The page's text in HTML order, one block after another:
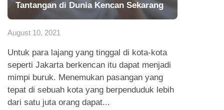
Tantangan di Dunia Kencan Sekarang
August 10, 2021
Untuk para lajang yang tinggal di kota-kota
seperti Jakarta berkencan itu dapat menjadi
mimpi buruk. Menemukan pasangan yang
tepat di sebuah kota yang berpenduduk lebih
dari satu juta orang dapat...